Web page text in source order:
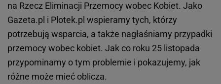
na Rzecz Eliminacji Przemocy wobec Kobiet. Jako
Gazeta.pl i Plotek.pl wspieramy tych, którzy
potrzebują wsparcia, a także nagłaśniamy przypadki
przemocy wobec kobiet. Jak co roku 25 listopada
przypominamy o tym problemie i pokazujemy, jak
różne może mieć oblicza.